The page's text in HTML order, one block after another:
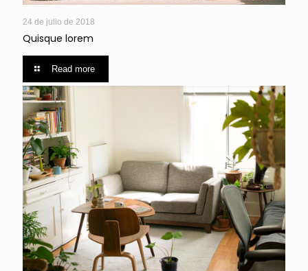
24 de julio de 2018
Quisque lorem
Read more